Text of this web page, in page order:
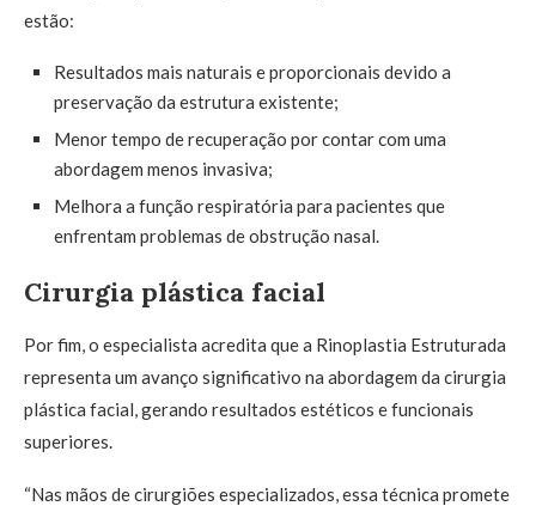
estão:
Resultados mais naturais e proporcionais devido a
preservação da estrutura existente;
Menor tempo de recuperação por contar com uma
abordagem menos invasiva;
Melhora a função respiratória para pacientes que
enfrentam problemas de obstrução nasal.
Cirurgia plástica facial
Por fim, o especialista acredita que a Rinoplastia Estruturada
representa um avanço significativo na abordagem da cirurgia
plástica facial, gerando resultados estéticos e funcionais
superiores.
“Nas mãos de cirurgiões especializados, essa técnica promete